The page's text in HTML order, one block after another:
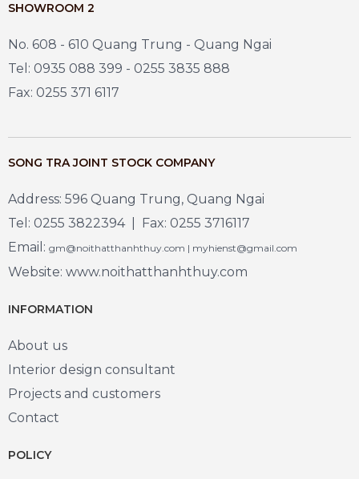
SHOWROOM 2
No. 608 - 610 Quang Trung - Quang Ngai
Tel: 0935 088 399 - 0255 3835 888
Fax: 0255 371 6117
SONG TRA JOINT STOCK COMPANY
Address: 596 Quang Trung, Quang Ngai
Tel: 0255 3822394 | Fax: 0255 3716117
Email: gm@noithatthanhthuy.com | myhienst@gmail.com
Website: www.noithatthanhthuy.com
INFORMATION
About us
Interior design consultant
Projects and customers
Contact
POLICY